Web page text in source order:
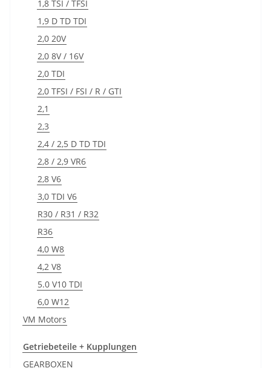
1,8 TSI / TFSI
1,9 D TD TDI
2,0 20V
2,0 8V / 16V
2,0 TDI
2,0 TFSI / FSI / R / GTI
2,1
2,3
2,4 / 2,5 D TD TDI
2,8 / 2,9 VR6
2,8 V6
3,0 TDI V6
R30 / R31 / R32
R36
4,0 W8
4,2 V8
5.0 V10 TDI
6,0 W12
VM Motors
Getriebeteile + Kupplungen
GEARBOXEN